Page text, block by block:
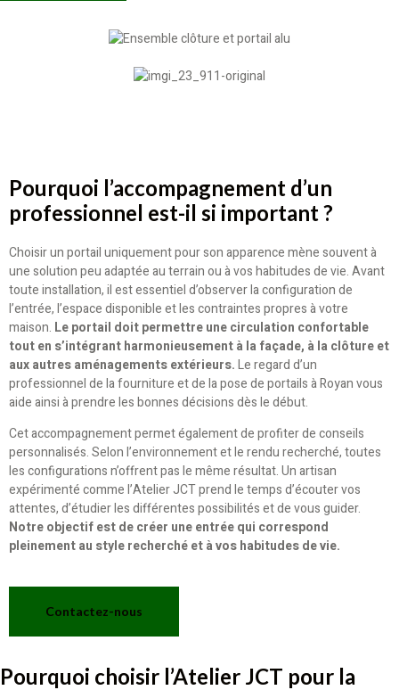
Pourquoi l’accompagnement d’un
professionnel est-il si important ?
Choisir un portail uniquement pour son apparence mène souvent à
une solution peu adaptée au terrain ou à vos habitudes de vie. Avant
toute installation, il est essentiel d’observer la configuration de
l’entrée, l’espace disponible et les contraintes propres à votre
maison. Le portail doit permettre une circulation confortable
tout en s’intégrant harmonieusement à la façade, à la clôture et
aux autres aménagements extérieurs.Le regard d’un
professionnel de la fourniture et de la pose de portails à Royan vous
aide ainsi à prendre les bonnes décisions dès le début.
Cet accompagnement permet également de profiter de conseils
personnalisés. Selon l’environnement et le rendu recherché, toutes
les configurations n’offrent pas le même résultat. Un artisan
expérimenté comme l’Atelier JCT prend le temps d’écouter vos
attentes, d’étudier les différentes possibilités et de vous guider.
Notre objectif est de créer une entrée qui correspond
pleinement au style recherché et à vos habitudes de vie.
Contactez-nous
Pourquoi choisir l’Atelier JCT pour la